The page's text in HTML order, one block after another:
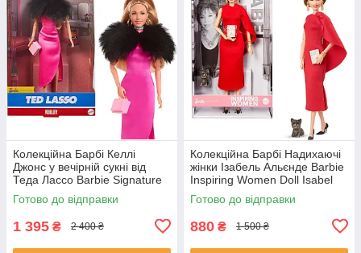
Колекційна Барбі Келлі
Джонс у вечірній сукні від
Теда Лассо Barbie Signature
Doll Keeley Ted Lasso HJW9
Готово до відправки
1 395 ₴ 2 400 ₴
Колекційна Барбі Надихаючі
жінки Ізабель Альєнде Barbie
Inspiring Women Doll Isabel
Allende HRM45
Готово до відправки
880 ₴ 1 500 ₴